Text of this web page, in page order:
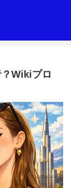
Wikiプロ